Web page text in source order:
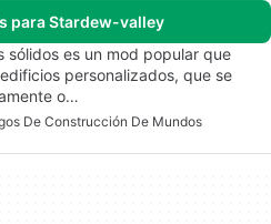
para Stardew-valley
sólidos es un mod popular que
personalizados, que se
o…
De Construcción De Mundos